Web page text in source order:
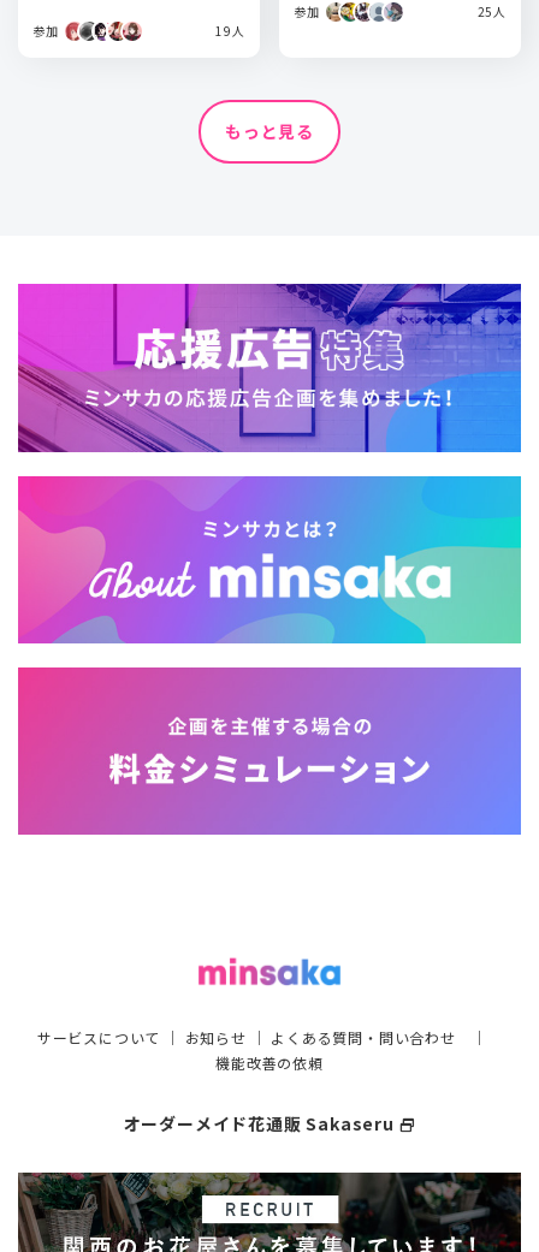
参加 19人
参加 25人
もっと見る
サービスについて ｜ お知らせ ｜ よくある質問・問い合わせ ｜
機能改善の依頼
オーダーメイド花通販 Sakaseru select_window